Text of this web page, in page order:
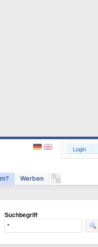
Werben
Login
Suchbegriff